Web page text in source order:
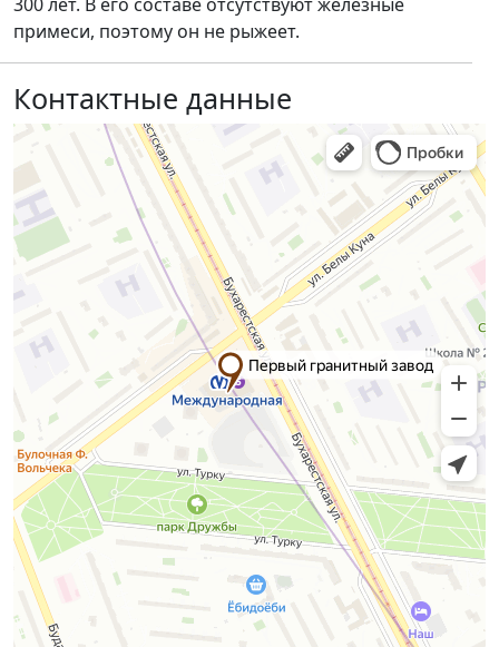
300 лет. В его составе отсутствуют железные
примеси, поэтому он не рыжеет.
Контактные данные